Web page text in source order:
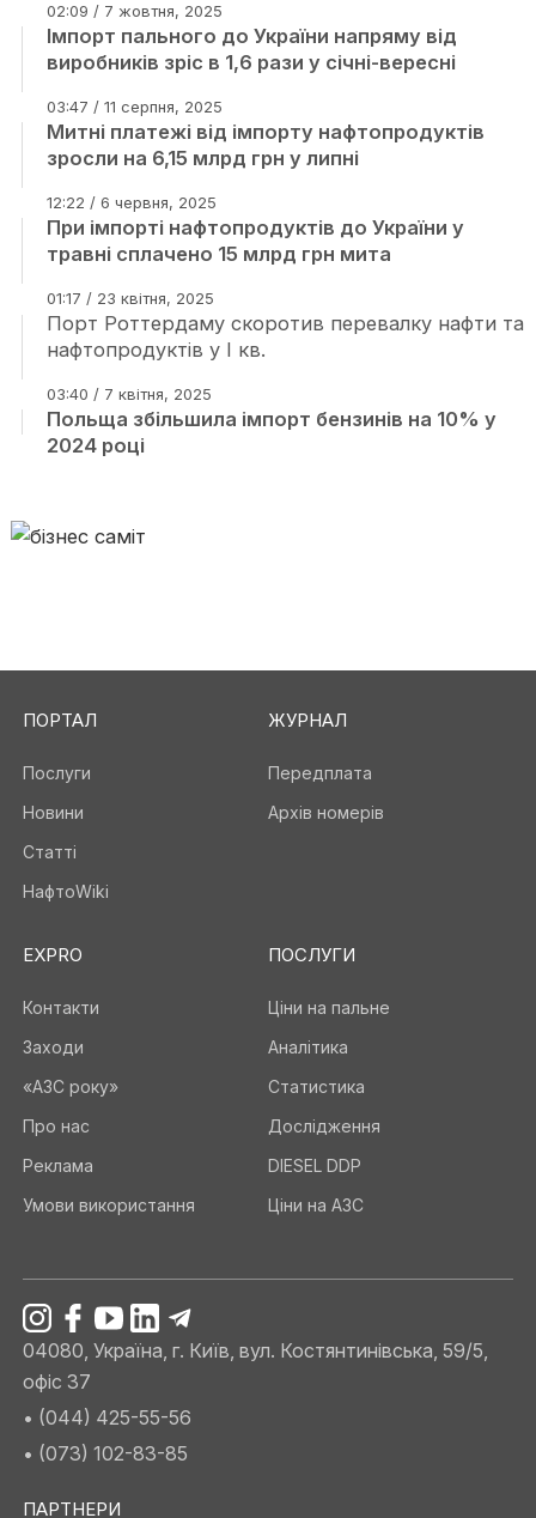
02:09 / 7 жовтня, 2025
Імпорт пального до України напряму від
виробників зріс в 1,6 рази у січні-вересні
03:47 / 11 серпня, 2025
Митні платежі від імпорту нафтопродуктів
зросли на 6,15 млрд грн у липні
12:22 / 6 червня, 2025
При імпорті нафтопродуктів до України у
травні сплачено 15 млрд грн мита
01:17 / 23 квітня, 2025
Порт Роттердаму скоротив перевалку нафти та
нафтопродуктів у І кв.
03:40 / 7 квітня, 2025
Польща збільшила імпорт бензинів на 10% у
2024 році
ПОРТАЛ
Послуги
Новини
Статті
НафтоWiki
ЖУРНАЛ
Передплата
Архів номерів
EXPRO
Контакти
Заходи
«АЗС року»
Про нас
Реклама
Умови використання
ПОСЛУГИ
Ціни на пальне
Аналітика
Статистика
Дослідження
DIESEL DDP
Ціни на АЗС
04080, Україна, г. Київ, вул. Костянтинівська, 59/5,
офіс 37
• (044) 425-55-56
• (073) 102-83-85
ПАРТНЕРИ